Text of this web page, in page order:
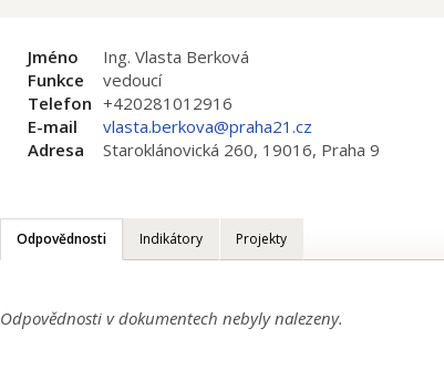
Jméno
Ing. Vlasta Berková
Funkce
vedoucí
Telefon +420281012916
E-mail
vlasta.berkova@praha21.cz
Adresa
Staroklánovická 260, 19016, Praha 9
Odpovědnosti Indikátory Projekty
Odpovědnosti v dokumentech nebyly nalezeny.